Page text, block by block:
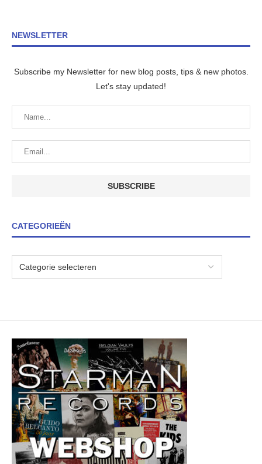
NEWSLETTER
Subscribe my Newsletter for new blog posts, tips & new photos.
Let's stay updated!
CATEGORIEËN